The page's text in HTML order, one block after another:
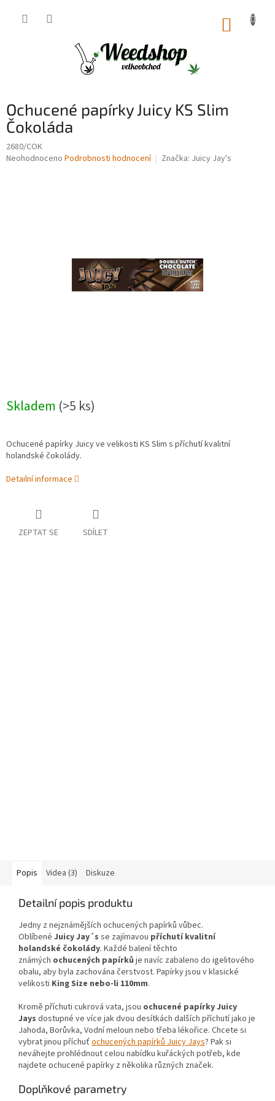
Ochucené papírky Juicy KS Slim
Čokoláda
2680/COK
Průměrné
Neohodnoceno Podrobnosti hodnocení Značka: Juicy Jay's
Skladem (>5 ks)
Ochucené papírky Juicy ve velikosti KS Slim s příchutí kvalitní
holandské čokolády.
Detailní informace
ZEPTAT SE SDÍLET
Popis Videa (3) Diskuze
Detailní popis produktu
Jedny z nejznámějších ochucených papírků vůbec.
Oblíbené Juicy Jay´s se zajímavou příchutí kvalitní
holandské čokolády. Každé balení těchto
známých ochucených papírků je navíc zabaleno do igelitového
obalu, aby byla zachována čerstvost. Papírky jsou v klasické
velikosti King Size nebo-li 110mm.
Kromě příchuti cukrová vata, jsou ochucené papírky Juicy
Jays dostupné ve více jak dvou desítkách dalších příchutí jako je
Jahoda, Borůvka, Vodní meloun nebo třeba lékořice. Chcete si
vybrat jinou příchuť ochucených papírků Juicy Jays? Pak si
neváhejte prohlédnout celou nabídku kuřáckých potřeb, kde
najdete ochucené papírky z několika různých značek.
Doplňkové parametry